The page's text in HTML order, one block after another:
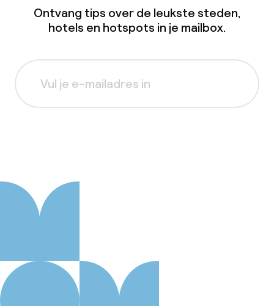
Ontvang tips over de leukste steden,
hotels en hotspots in je mailbox.